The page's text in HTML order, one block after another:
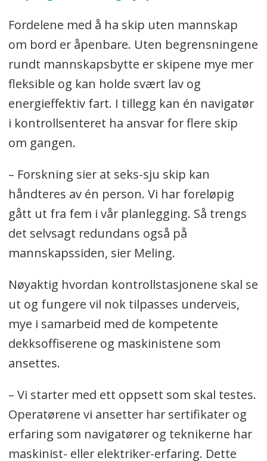
Fordelene med å ha skip uten mannskap
om bord er åpenbare. Uten begrensningene
rundt mannskapsbytte er skipene mye mer
fleksible og kan holde svært lav og
energieffektiv fart. I tillegg kan én navigatør
i kontrollsenteret ha ansvar for flere skip
om gangen.
– Forskning sier at seks-sju skip kan
håndteres av én person. Vi har foreløpig
gått ut fra fem i vår planlegging. Så trengs
det selvsagt redundans også på
mannskapssiden, sier Meling.
Nøyaktig hvordan kontrollstasjonene skal se
ut og fungere vil nok tilpasses underveis,
mye i samarbeid med de kompetente
dekksoffiserene og maskinistene som
ansettes.
– Vi starter med ett oppsett som skal testes.
Operatørene vi ansetter har sertifikater og
erfaring som navigatører og teknikerne har
maskinist- eller elektriker-erfaring. Dette